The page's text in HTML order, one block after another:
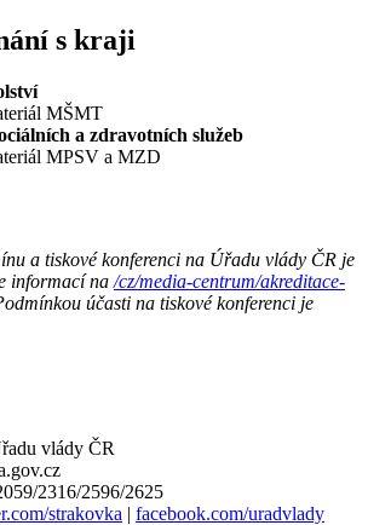
s kraji
MŠMT
a zdravotních služeb
MPSV a MZD
a tiskové konferenci na Úřadu vlády ČR je
informací na /cz/media-centrum/akreditace-
účasti na tiskové konferenci je
vlády ČR
2316/2596/2625
strakovka | facebook.com/uradvlady